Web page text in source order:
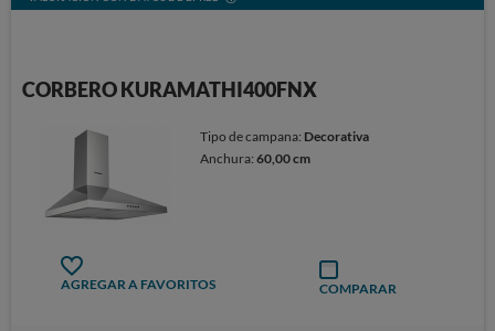
CORBERO KURAMATHI400FNX
Tipo de campana: Decorativa
Anchura:60,00 cm
AGREGAR A FAVORITOS COMPARAR